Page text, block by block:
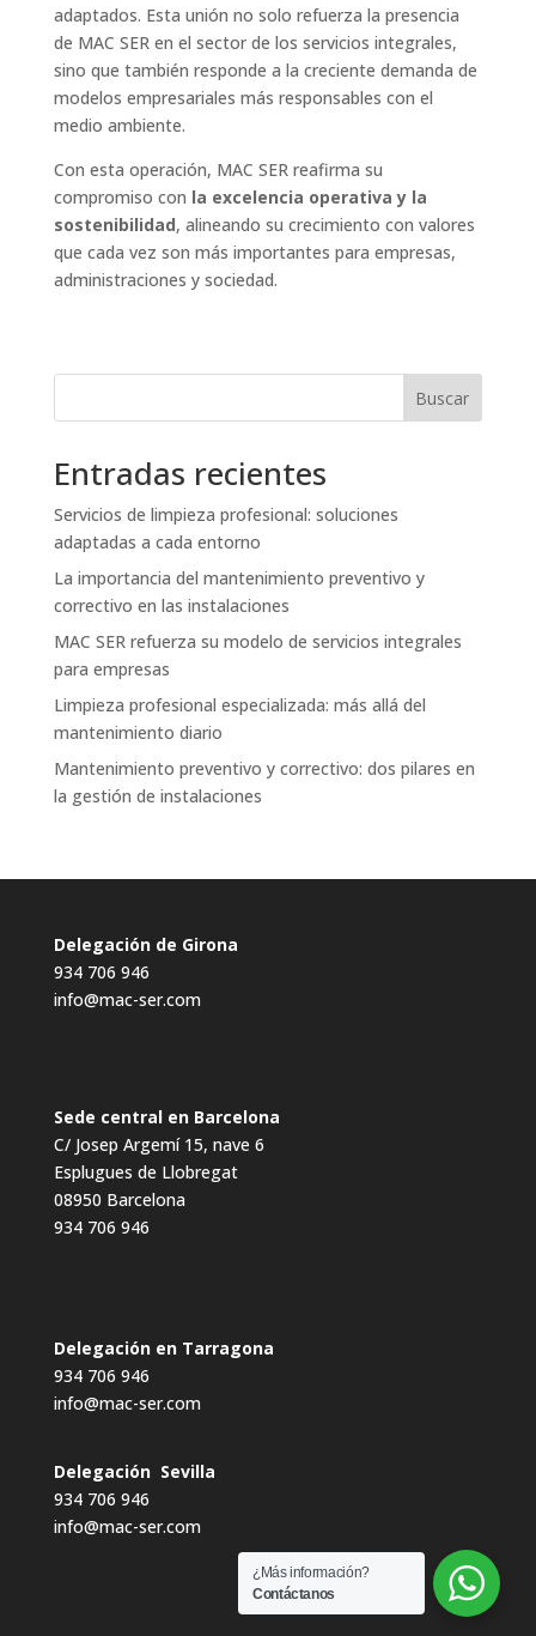
adaptados. Esta unión no solo refuerza la presencia
de MAC SER en el sector de los servicios integrales,
sino que también responde a la creciente demanda de
modelos empresariales más responsables con el
medio ambiente.
Con esta operación, MAC SER reafirma su
compromiso con la excelencia operativa y la
sostenibilidad, alineando su crecimiento con valores
que cada vez son más importantes para empresas,
administraciones y sociedad.
Buscar
Entradas recientes
Servicios de limpieza profesional: soluciones
adaptadas a cada entorno
La importancia del mantenimiento preventivo y
correctivo en las instalaciones
MAC SER refuerza su modelo de servicios integrales
para empresas
Limpieza profesional especializada: más allá del
mantenimiento diario
Mantenimiento preventivo y correctivo: dos pilares en
la gestión de instalaciones
Delegación de Girona
934 706 946
info@mac-ser.com
Sede central en Barcelona
C/ Josep Argemí 15, nave 6
Esplugues de Llobregat
08950 Barcelona
934 706 946
Delegación en Tarragona
934 706 946
info@mac-ser.com
Delegación Sevilla
934 706 946
info@mac-ser.com
¿Más información?
Contáctanos